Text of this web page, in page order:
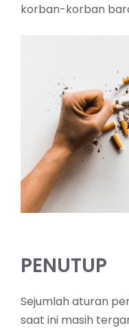
korban-korban
PENUTUP
Sejumlah aturan
saat ini masih